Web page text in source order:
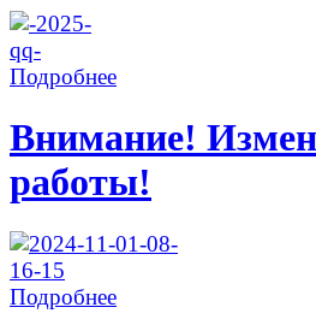
Подробнее
Внимание!
работы!
Подробнее